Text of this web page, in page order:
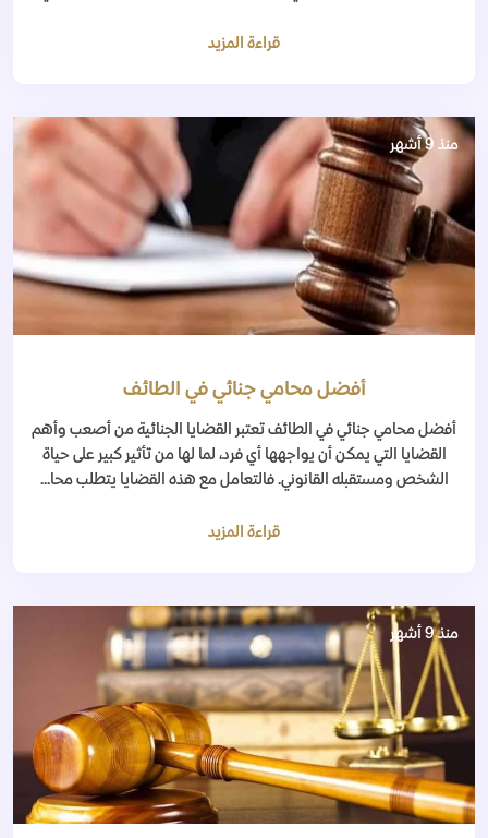
قراءة المزيد
منذ 9 أشهر
أفضل محامي جنائي في الطائف
أفضل محامي جنائي في الطائف تعتبر القضايا الجنائية من أصعب وأهم
القضايا التي يمكن أن يواجهها أي فرد، لما لها من تأثير كبير على حياة
الشخص ومستقبله القانوني. فالتعامل مع هذه القضايا يتطلب محا...
قراءة المزيد
منذ 9 أشهر